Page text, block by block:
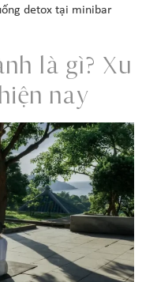
detox tại minibar
là gì? Xu
nay